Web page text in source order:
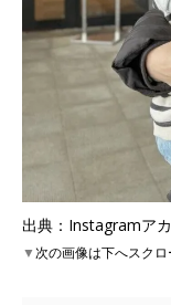
出典：Instagramア
▼次の画像は下へスク